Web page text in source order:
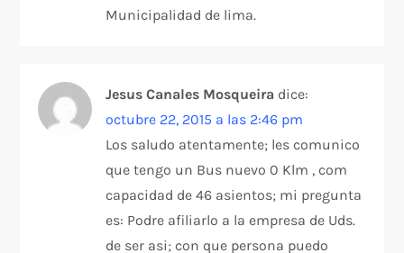
Municipalidad de lima.
Jesus Canales Mosqueira dice:
octubre 22, 2015 a las 2:46 pm
Los saludo atentamente; les comunico
que tengo un Bus nuevo 0 Klm , com
capacidad de 46 asientos; mi pregunta
es: Podre afiliarlo a la empresa de Uds.
de ser asi; con que persona puedo